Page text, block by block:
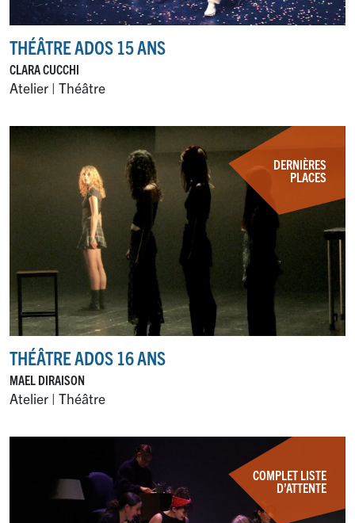
THÉÂTRE ADOS 15 ANS
CLARA CUCCHI
Atelier | Théâtre
DERNIÈRES
PLACES
THÉÂTRE ADOS 16 ANS
MAEL DIRAISON
Atelier | Théâtre
COMPLET LISTE
D’ATTENTE